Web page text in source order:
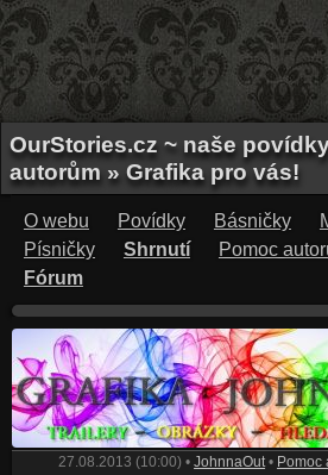
OurStories.cz ~ naše
autorům » Grafika pro vás!
O webu Povídky Básničky
Písničky
Shrnutí Pomoc
Fórum
27.08.2013 (10:00) •JohnnaOut• Pomoc